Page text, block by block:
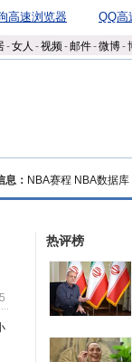
高速浏览器 QQ高
-女人 -视频-邮件-微博-
息： NBA赛程 NBA数据库
热评榜